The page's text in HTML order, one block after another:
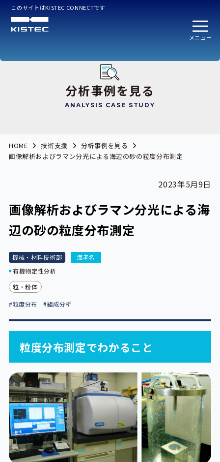
このサイトはKISTEC CONNECTです
メニュー
分析事例を見る
ANALYSIS CASE STUDY
HOME 技術支援
分析事例を見る
画像解析およびラマン分光による海辺の砂の粒度分布測定
2023年5月9日
画像解析およびラマン分光による海
辺の砂の粒度分布測定
機械・材料技術部
海老名
有機物定性分析
粒・粉体
#粒度分布 #組成分析
粒度分布測定でわかること